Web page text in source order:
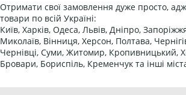
Отримати свої замовлення дуже просто,
товари по всій Україні:
Київ, Харків, Одеса, Львів, Дніпро,
Миколаїв, Вінниця, Херсон, Полтава,
Чернівці, Суми, Житомир, Кропивницький,
Бровари, Бориспіль, Кременчук та інші